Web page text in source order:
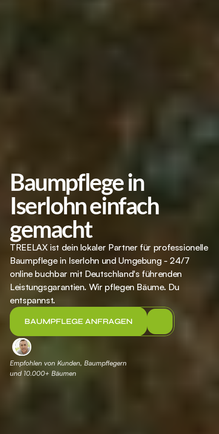
Baumpflege in
Iserlohn einfach
gemacht
TREELAX ist dein lokaler Partner für professionelle
Baumpflege in Iserlohn und Umgebung - 24/7
online buchbar mit Deutschland's führenden
Leistungsgarantien. Wir pflegen Bäume. Du
entspannst.
BAUMPFLEGE ANFRAGEN
Empfohlen von Kunden, Baumpflegern
und 10.000+ Bäumen